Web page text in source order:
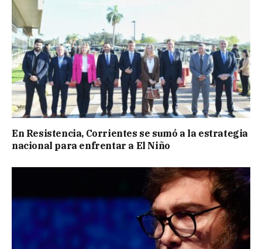
En Resistencia, Corrientes se sumó a la estrategia
nacional para enfrentar a El Niño